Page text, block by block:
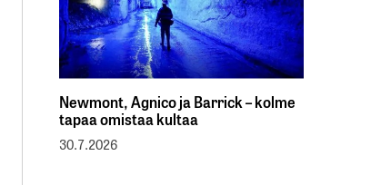
Newmont, Agnico ja Barrick – kolme
tapaa omistaa kultaa
30.7.2026